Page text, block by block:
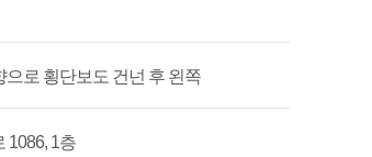
으로 횡단보도 건넌 후 왼쪽
1086, 1층